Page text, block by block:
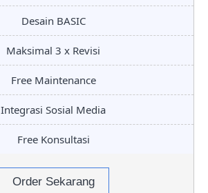
Desain BASIC
Maksimal 3 x Revisi
Free Maintenance
Integrasi Sosial Media
Free Konsultasi
Order Sekarang